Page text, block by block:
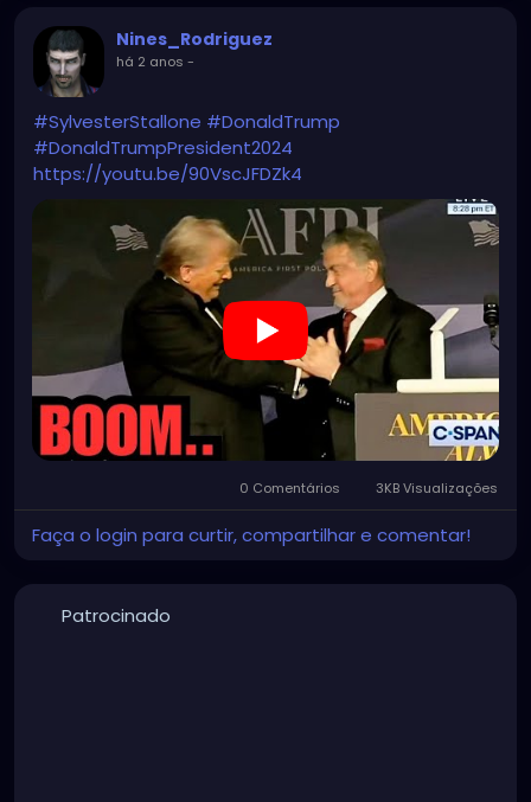
Nines_Rodriguez
há 2 anos -
#SylvesterStallone #DonaldTrump
#DonaldTrumpPresident2024
https://youtu.be/90VscJFDZk4
0 Comentários 3KB Visualizações
Faça o login para curtir, compartilhar e comentar!
Patrocinado